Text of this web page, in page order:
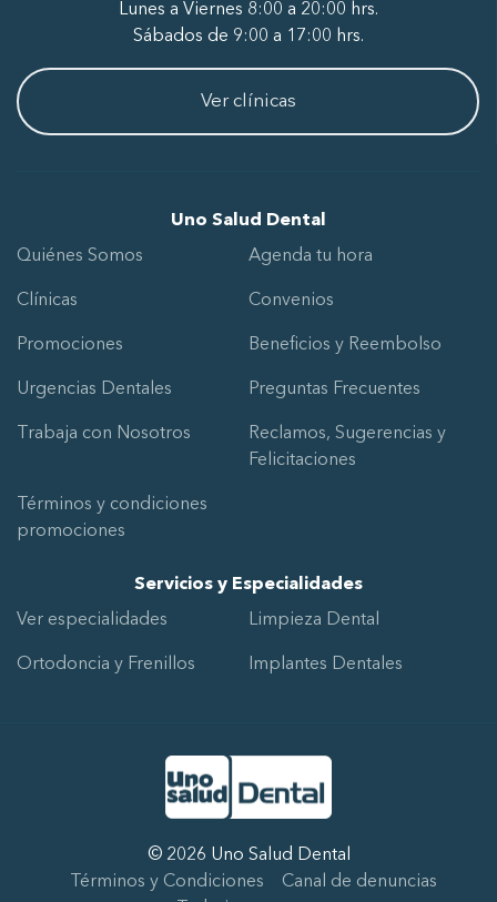
Lunes a Viernes 8:00 a 20:00 hrs.
Sábados de 9:00 a 17:00 hrs.
Ver clínicas
Uno Salud Dental
Quiénes Somos
Agenda tu hora
Clínicas Convenios
Promociones Beneficios y Reembolso
Urgencias Dentales Preguntas Frecuentes
Trabaja con Nosotros
Reclamos, Sugerencias y
Felicitaciones
Términos y condiciones
promociones
Servicios y Especialidades
Ver especialidades
Limpieza Dental
Ortodoncia y Frenillos Implantes Dentales
© 2026 Uno Salud Dental
Términos y Condiciones
Canal de denuncias
SGD Media Group